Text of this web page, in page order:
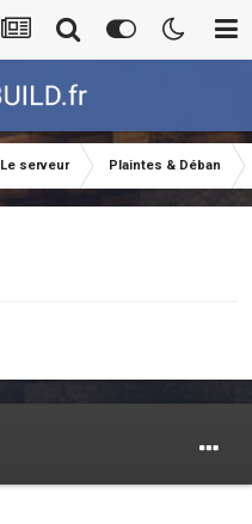
serveur Plaintes & Déban